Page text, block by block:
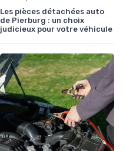
Les pièces détachées auto
de Pierburg : un choix
judicieux pour votre véhicule